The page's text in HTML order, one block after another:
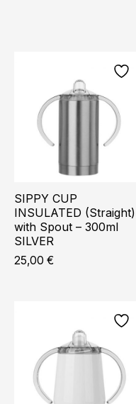
SIPPY CUP
INSULATED (Straight)
with Spout – 300ml
SILVER
25,00 €